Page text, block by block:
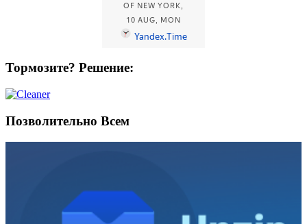
Тормозите? Решение:
Позволительно Всем